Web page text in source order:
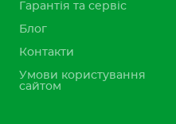
Гарантія та сервіс
Блог
Контакти
Умови користування
сайтом